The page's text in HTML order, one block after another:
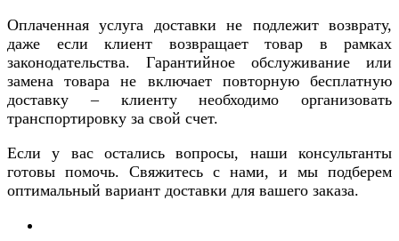
Оплаченная услуга доставки не подлежит возврату,
даже если клиент возвращает товар в рамках
законодательства. Гарантийное обслуживание или
замена товара не включает повторную бесплатную
доставку – клиенту необходимо организовать
транспортировку за свой счет.
Если у вас остались вопросы, наши консультанты
готовы помочь. Свяжитесь с нами, и мы подберем
оптимальный вариант доставки для вашего заказа.